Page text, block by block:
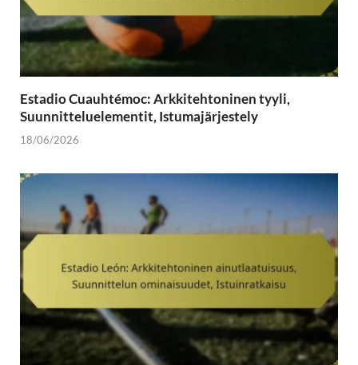
Estadio Cuauhtémoc: Arkkitehtoninen tyyli,
Suunnitteluelementit, Istumajärjestely
18/06/2026